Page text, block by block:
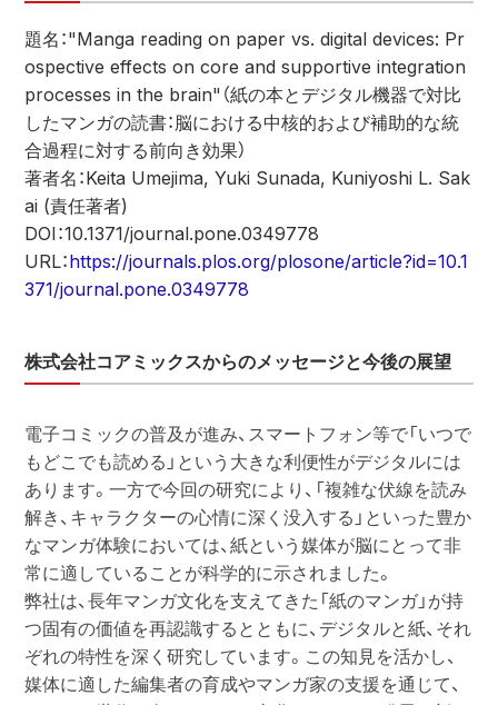
題名："Manga reading on paper vs. digital devices: Pr
ospective effects on core and supportive integration
processes in the brain"（紙の本とデジタル機器で対比
したマンガの読書：脳における中核的および補助的な統
合過程に対する前向き効果）
著者名：Keita Umejima, Yuki Sunada, Kuniyoshi L. Sak
ai (責任著者)
DOI：10.1371/journal.pone.0349778
URL：https://journals.plos.org/plosone/article?id=10.1
371/journal.pone.0349778
株式会社コアミックスからのメッセージと今後の展望
電子コミックの普及が進み、スマートフォン等で「いつで
もどこでも読める」という大きな利便性がデジタルには
あります。一方で今回の研究により、「複雑な伏線を読み
解き、キャラクターの心情に深く没入する」といった豊か
なマンガ体験においては、紙という媒体が脳にとって非
常に適していることが科学的に示されました。
弊社は、長年マンガ文化を支えてきた「紙のマンガ」が持
つ固有の価値を再認識するとともに、デジタルと紙、それ
ぞれの特性を深く研究しています。この知見を活かし、
媒体に適した編集者の育成やマンガ家の支援を通じて、